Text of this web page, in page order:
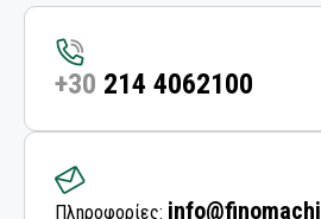
ΜΗΧΑΝΗΜΑΤΑ ΛΙΠΑΝΣΗΣ
ΠΙΣΤΟΛΙΑ ΑΕΡΟΣ
ΑΕΡΟΕΡΓΑΛΕΙΑ ΣΥΝΕΡΓΕΙΟΥ
ΡΑΣΠΕΣ ΤΡΙΒΗΣ
+30 214 4062100
Πληροφορίες: